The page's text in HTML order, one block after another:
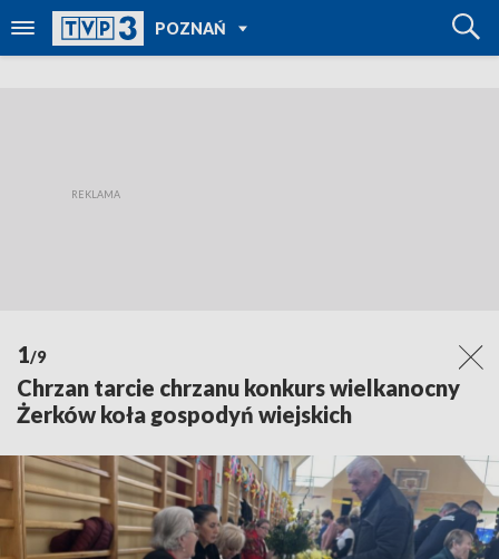
POZNAŃ
POWRÓT DO
TVP REGIONY
1/9
Chrzan tarcie chrzanu konkurs wielkanocny
Żerków koła gospodyń wiejskich